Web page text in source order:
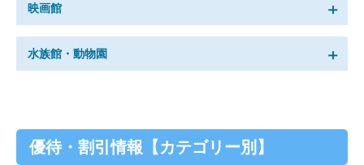
映画館
3才〜高校生 1,000円 →800円
水族館・動物園
大人 2,030円 → 1,600円
高校生 2,030円 →
1,400円
優待・割引情報【カテゴリー別】